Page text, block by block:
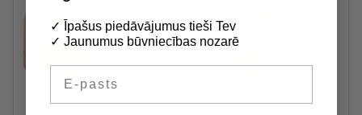
✓ Īpašus piedāvājumus tieši Tev
✓ Jaunumus būvniecības nozarē